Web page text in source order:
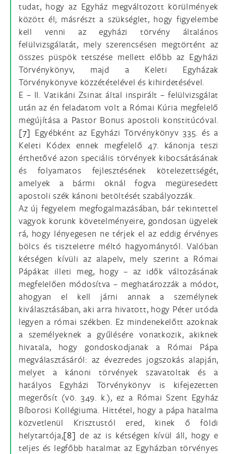
tudat, hogy az Egyház megváltozott körülmények
között él; másrészt a szükséglet, hogy figyelembe
kell venni az egyházi törvény általános
felülvizsgálatát, mely szerencsésen megtörtént az
összes püspök tetszése mellett előbb az Egyházi
Törvénykönyv, majd a Keleti Egyházak
Törvénykönyve közzétételével és kihirdetésével.
E – II. Vatikáni Zsinat által inspirált – felülvizsgálat
után az én feladatom volt a Római Kúria megfelelő
megújítása a Pastor Bonus apostoli konstitúcóval.
[7] Egyébként az Egyházi Törvénykönyv 335. és a
Keleti Kódex ennek megfelelő 47. kánonja teszi
érthetővé azon speciális törvények kibocsátásának
és folyamatos fejlesztésének kötelezettségét,
amelyek a bármi oknál fogva megüresedett
apostoli szék kánoni betöltését szabályozzák.
Az új fegyelem megfogalmazásában, bár tekintettel
vagyok korunk követelményeire, gondosan ügyelek
rá, hogy lényegesen ne térjek el az eddig érvényes
bölcs és tiszteletre méltó hagyománytól. Valóban
kétségen kívüli az alapelv, mely szerint a Római
Pápákat illeti meg, hogy – az idők változásának
megfelelően módosítva – meghatározzák a módot,
ahogyan el kell járni annak a személynek
kiválasztásában, aki arra hivatott, hogy Péter utóda
legyen a római székben. Ez mindenekelőtt azoknak
a személyeknek a gyűlésére vonatkozik, akiknek
hivatala, hogy gondoskodjanak a Római Pápa
megválasztásáról: az évezredes jogszokás alapján,
melyet a kánoni törvények szavatoltak és a
hatályos Egyházi Törvénykönyv is kifejezetten
megerősít (vö. 349. k.), ez a Római Szent Egyház
Bíborosi Kollégiuma. Hittétel, hogy a pápa hatalma
közvetlenül Krisztustól ered, kinek ő földi
helytartója,[8] de az is kétségen kívül áll, hogy e
teljes és legfőbb hatalmat az Egyházban törvényes